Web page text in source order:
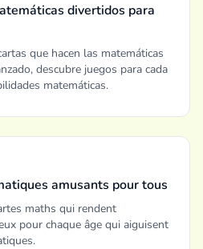
divertidos para
que hacen las matemáticas
descubre juegos para cada
matemáticas.
amusants pour tous
maths qui rendent
pour chaque âge qui aiguisent